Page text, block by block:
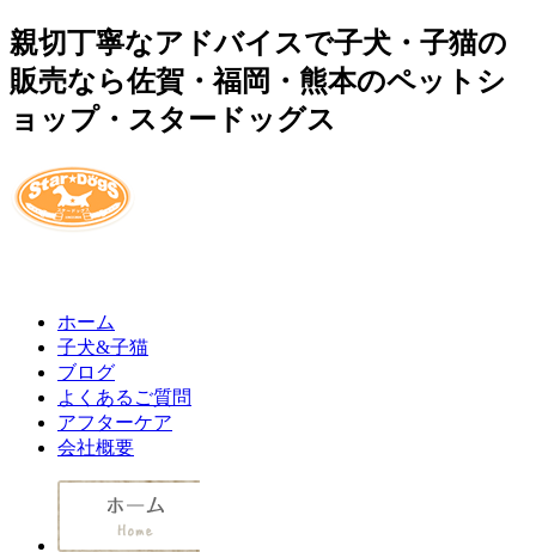
親切丁寧なアドバイスで子犬・子猫の
販売なら佐賀・福岡・熊本のペットシ
ョップ・スタードッグス
ホーム
子犬&子猫
ブログ
よくあるご質問
アフターケア
会社概要